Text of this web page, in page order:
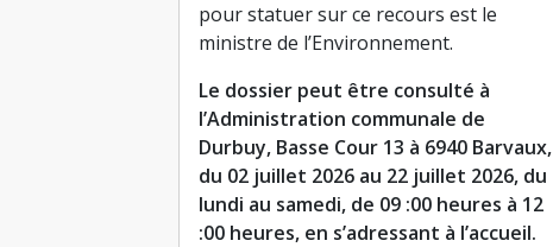
pour statuer sur ce recours est le
ministre de l’Environnement.
Le dossier peut être consulté à
l’Administration communale de
Durbuy, Basse Cour 13 à 6940 Barvaux,
du 02 juillet 2026 au 22 juillet 2026, du
lundi au samedi, de 09 :00 heures à 12
:00 heures, en s’adressant à l’accueil.